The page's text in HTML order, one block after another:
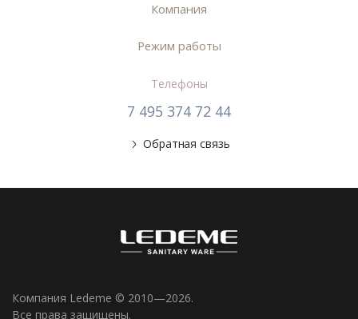
Компания
Режим работы
Телефоны
7 495 374 72 44
Обратная связь
Компания Ledeme © 2010—2026.
Все права защищены.